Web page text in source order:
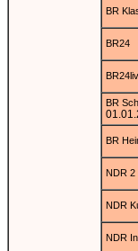
BR
BR24
BR
BR
NDR 2
NDR
NDR